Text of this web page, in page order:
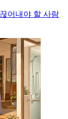
어내야 할 사람